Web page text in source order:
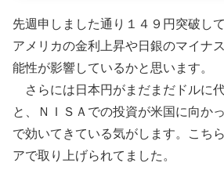
先週申しました通り１４９円突破し
アメリカの金利上昇や日銀のマイナ
能性が影響しているかと思います。
さらには日本円がまだまだドルに
と、ＮＩＳＡでの投資が米国に向か
で効いてきている気がします。こち
アで取り上げられてました。